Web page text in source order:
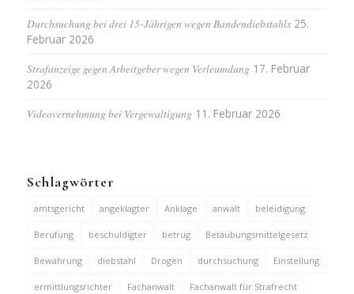
Durchsuchung bei drei 15-Jährigen wegen Bandendiebstahls 25.
Februar 2026
Strafanzeige gegen Arbeitgeber wegen Verleumdung 17. Februar
2026
Videovernehmung bei Vergewaltigung 11. Februar 2026
Schlagwörter
amtsgericht angeklagter Anklage anwalt beleidigung
Berufung beschuldigter betrug Betäubungsmittelgesetz
Bewährung diebstahl Drogen durchsuchung Einstellung
ermittlungsrichter Fachanwalt Fachanwalt für Strafrecht